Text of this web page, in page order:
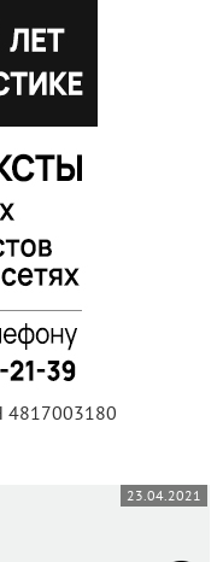
4817003180
23.04.2021